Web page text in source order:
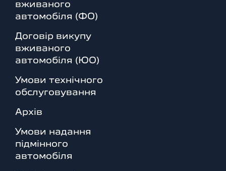
вживаного
автомобіля (ФО)
Договір викупу
вживаного
автомобіля (ЮО)
Умови технічного
обслуговування
Архів
Умови надання
підмінного
автомобіля